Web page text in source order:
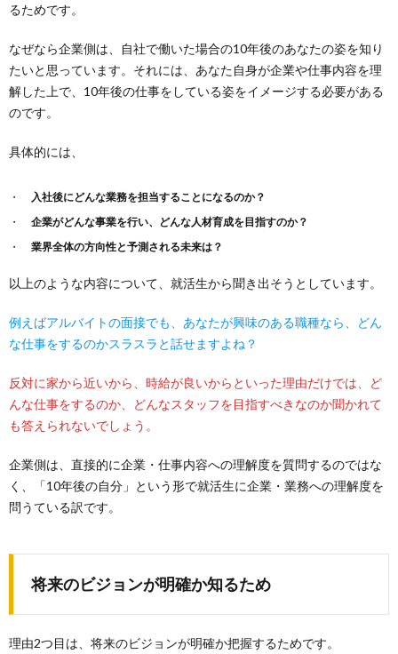
るためです。
なぜなら企業側は、自社で働いた場合の10年後のあなたの姿を知り
たいと思っています。それには、あなた自身が企業や仕事内容を理
解した上で、10年後の仕事をしている姿をイメージする必要がある
のです。
具体的には、
入社後にどんな業務を担当することになるのか？
企業がどんな事業を行い、どんな人材育成を目指すのか？
業界全体の方向性と予測される未来は？
以上のような内容について、就活生から聞き出そうとしています。
例えばアルバイトの面接でも、あなたが興味のある職種なら、どん
な仕事をするのかスラスラと話せますよね？
反対に家から近いから、時給が良いからといった理由だけでは、ど
んな仕事をするのか、どんなスタッフを目指すべきなのか聞かれて
も答えられないでしょう。
企業側は、直接的に企業・仕事内容への理解度を質問するのではな
く、「10年後の自分」という形で就活生に企業・業務への理解度を
問うている訳です。
将来のビジョンが明確か知るため
理由2つ目は、将来のビジョンが明確か把握するためです。